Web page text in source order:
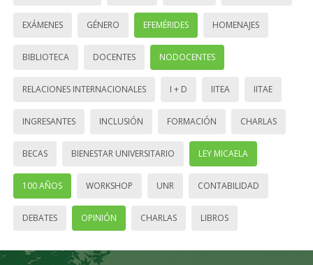
EXÁMENES GÉNERO EFEMÉRIDES HOMENAJES
BIBLIOTECA DOCENTES NODOCENTES
RELACIONES INTERNACIONALES I + D IITEA IITAE
INGRESANTES INCLUSIÓN FORMACIÓN CHARLAS
BECAS BIENESTAR UNIVERSITARIO LEY MICAELA
100 AÑOS WORKSHOP UNR CONTABILIDAD
DEBATES OPINIÓN CHARLAS LIBROS